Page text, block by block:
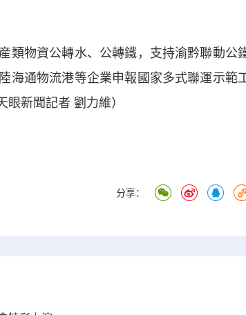
物資公轉水、公轉鐵，支持渝黔聯動公
海通物流港等企業申報國家多式聯運示範
新聞記者 劉力維）
分享：